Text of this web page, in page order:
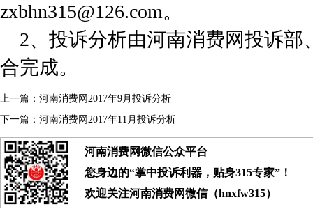
zxbhn315@126.com。
2、投诉分析由河南消费网投诉
合完成。
上一篇： 河南消费网2017年9月投诉分析
下一篇： 河南消费网2017年11月投诉分析
河南消费网微信公众平台
您身边的“掌中投诉利器，贴身315专家”！
欢迎关注河南消费网微信（hnxfw315）